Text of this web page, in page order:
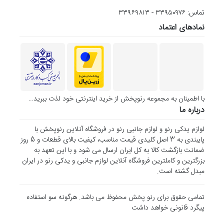
خودداری کنید، زیرا کیفیت پایین این قطعات می‌تواند به موتور، سیستم
تعلیق و سایر اجزای خودرو آسیب جدی وارد کند.
: بهبود راحتی سرنشینان با absorption
افزایش ایمنی: ثابت نگه‌داشتن موتور و کاهش خطر جابه‌جایی در
تصادفات.
طول عمر بالا
استانداردهای رنو.
حفظ ارزش خودرو: استفاده از قطعات اصلی، ارزش خودروی شما را
در بلندمدت حفظ می‌کند.
نحوه خرید دسته موتور و ضربگیرهای رنو از
تماس با پشتیبانی: برای استعلام قیمت و موجودی با شماره‌های
موجود در سایت تماس بگیرید.
تماس: ۳۳۹۵۰۹۷۶ - ۳۳۹۶۹۸۱۳
نمادهای اعتماد
با اطمینان به مجموعه رنوپخش از خرید اینترنتی خود لذت ببرید…
درباره ما
لوازم یدکی رنو و لوازم جانبی رنو در فروشگاه آنلاین رنوپخش با
پایبندی به 3 اصل کلیدی قیمت مناسب، کیفیت بالای قطعات و 5 روز
ضمانت بازگشت کالا به کل ایران ارسال می شود و با این تعهد به
بزرگترین و کاملترین فروشگاه آنلاین لوازم جانبی و یدکی رنو در ایران
مبدل گشته است.
تمامی حقوق برای رنو پخش محفوظ می باشد. هرگونه سو استفاده
پیگرد قانونی خواهد داشت